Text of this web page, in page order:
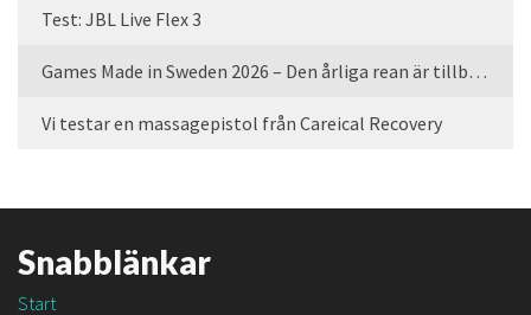
Test: JBL Live Flex 3
Games Made in Sweden 2026 – Den årliga rean är tillbaka
Vi testar en massagepistol från Careical Recovery
Snabblänkar
Start